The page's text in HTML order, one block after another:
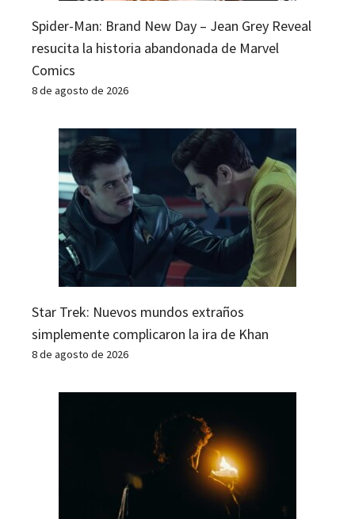
Spider-Man: Brand New Day – Jean Grey Reveal
resucita la historia abandonada de Marvel
Comics
8 de agosto de 2026
Star Trek: Nuevos mundos extraños
simplemente complicaron la ira de Khan
8 de agosto de 2026